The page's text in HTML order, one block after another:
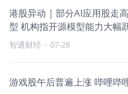
港股异动 | 部分AI应用股走
型 机构指开源模型能力大幅
智通财经 · 07-28
游戏股午后普遍上涨 哔哩哔